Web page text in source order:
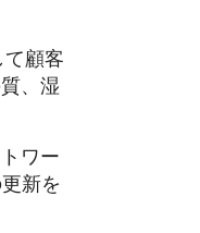
顧客
、湿
ワー
新を